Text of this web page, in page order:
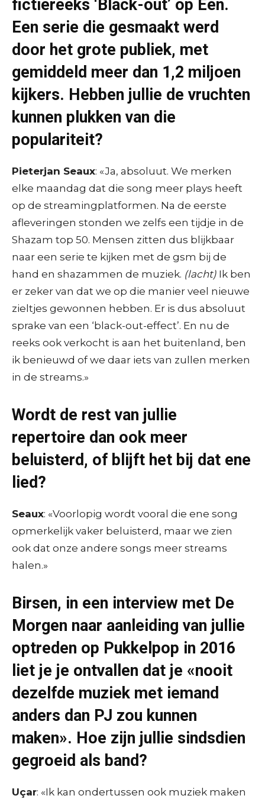
fictiereeks ‘Black-out’ op Eén.
Een serie die gesmaakt werd
door het grote publiek, met
gemiddeld meer dan 1,2 miljoen
kijkers. Hebben jullie de vruchten
kunnen plukken van die
populariteit?
Pieterjan Seaux: «Ja, absoluut. We merken
elke maandag dat die song meer plays heeft
op de streamingplatformen. Na de eerste
afleveringen stonden we zelfs een tijdje in de
Shazam top 50. Mensen zitten dus blijkbaar
naar een serie te kijken met de gsm bij de
hand en shazammen de muziek. (lacht) Ik ben
er zeker van dat we op die manier veel nieuwe
zieltjes gewonnen hebben. Er is dus absoluut
sprake van een ‘black-out-effect’. En nu de
reeks ook verkocht is aan het buitenland, ben
ik benieuwd of we daar iets van zullen merken
in de streams.»
Wordt de rest van jullie
repertoire dan ook meer
beluisterd, of blijft het bij dat ene
lied?
Seaux: «Voorlopig wordt vooral die ene song
opmerkelijk vaker beluisterd, maar we zien
ook dat onze andere songs meer streams
halen.»
Birsen, in een interview met De
Morgen naar aanleiding van jullie
optreden op Pukkelpop in 2016
liet je je ontvallen dat je «nooit
dezelfde muziek met iemand
anders dan PJ zou kunnen
maken». Hoe zijn jullie sindsdien
gegroeid als band?
Uçar: «Ik kan ondertussen ook muziek maken